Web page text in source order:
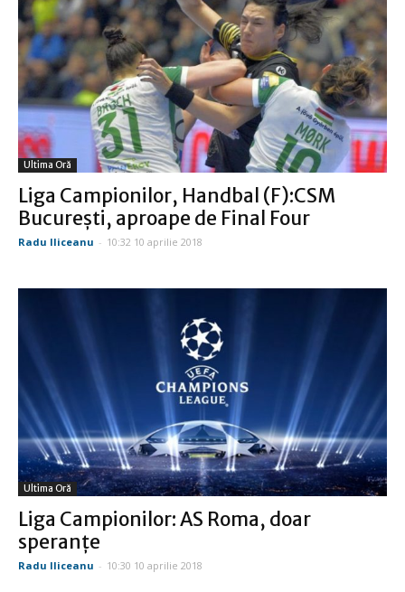
Ultima Oră
Liga Campionilor, Handbal (F):CSM
Bucureşti, aproape de Final Four
Radu Iliceanu - 10:32 10 aprilie 2018
Ultima Oră
Liga Campionilor: AS Roma, doar
speranţe
Radu Iliceanu - 10:30 10 aprilie 2018